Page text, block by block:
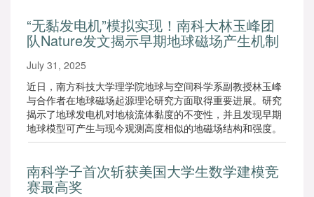
“无黏发电机”模拟实现！南科大林玉峰团
队Nature发文揭示早期地球磁场产生机制
July 31, 2025
近日，南方科技大学理学院地球与空间科学系副教授林玉峰
与合作者在地球磁场起源理论研究方面取得重要进展。研究
揭示了地球发电机对地核流体黏度的不变性，并且发现早期
地球模型可产生与现今观测高度相似的地磁场结构和强度。
南科学子首次斩获美国大学生数学建模竞
赛最高奖